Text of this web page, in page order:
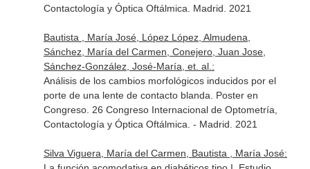
Contactología y Óptica Oftálmica. Madrid. 2021
Bautista , María José, López López, Almudena,
Sánchez, María del Carmen, Conejero, Juan Jose,
Sánchez-González, José-María, et. al.:
Análisis de los cambios morfológicos inducidos por el
porte de una lente de contacto blanda. Poster en
Congreso. 26 Congreso Internacional de Optometría,
Contactología y Óptica Oftálmica. - Madrid. 2021
Silva Viguera, María del Carmen, Bautista , María José: